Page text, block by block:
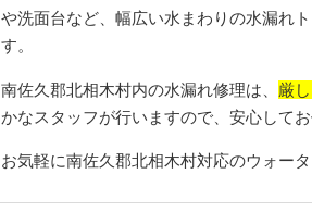
や洗面台など、幅広い水まわりの水漏れト
す。
南佐久郡北相木村内の水漏れ修理は、 厳
かなスタッフが行いますので、安心してお
お気軽に南佐久郡北相木村対応のウォー